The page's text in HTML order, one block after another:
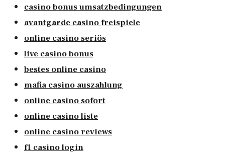
casino bonus umsatzbedingungen
avantgarde casino freispiele
online casino seriös
live casino bonus
bestes online casino
mafia casino auszahlung
online casino sofort
online casino liste
online casino reviews
f1 casino login